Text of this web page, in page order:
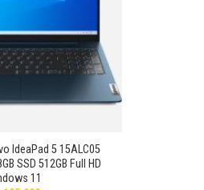
IdeaPad 5 15ALC05
SSD 512GB Full HD
11